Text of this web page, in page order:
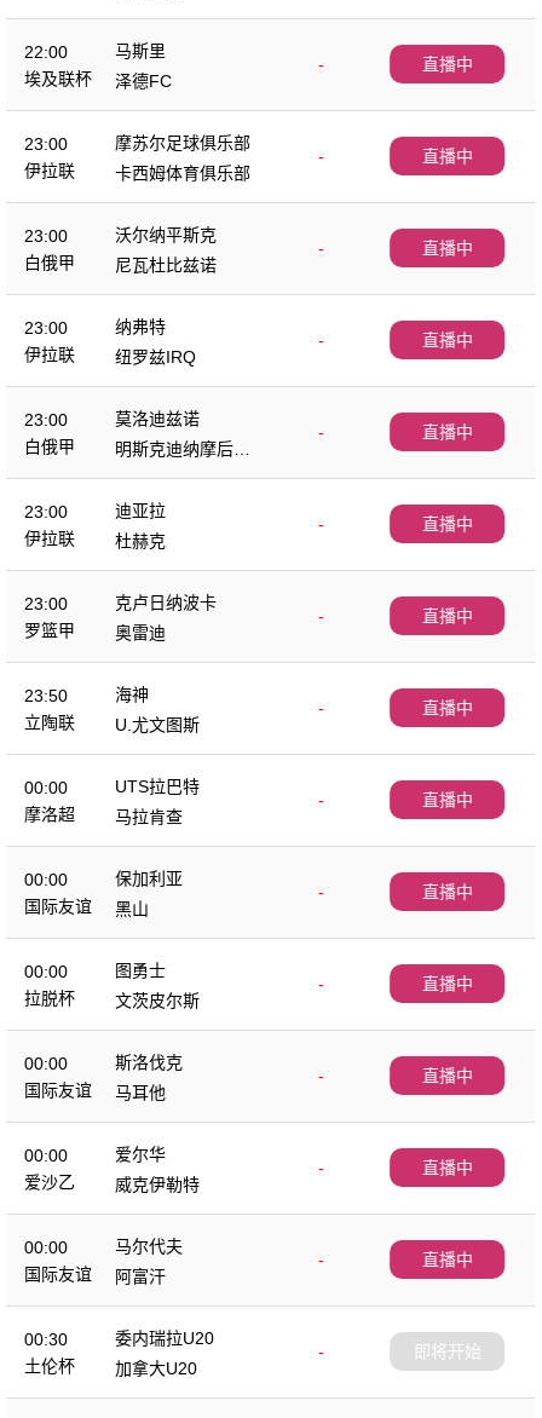
22:00
埃及联杯
马斯里
-
泽德FC
直播中
23:00
伊拉联
摩苏尔足球俱乐部
-
卡西姆体育俱乐部
直播中
23:00
白俄甲
沃尔纳平斯克
-
尼瓦杜比兹诺
直播中
23:00
伊拉联
纳弗特
-
纽罗兹IRQ
直播中
23:00
白俄甲
莫洛迪兹诺
-
明斯克迪纳摩后备
队
直播中
23:00
伊拉联
迪亚拉
-
杜赫克
直播中
23:00
罗篮甲
克卢日纳波卡
-
奥雷迪
直播中
23:50
立陶联
海神
-
U.尤文图斯
直播中
00:00
摩洛超
UTS拉巴特
-
马拉肯查
直播中
00:00
国际友谊
保加利亚
-
黑山
直播中
00:00
拉脱杯
图勇士
-
文茨皮尔斯
直播中
00:00
国际友谊
斯洛伐克
-
马耳他
直播中
00:00
爱沙乙
爱尔华
-
威克伊勒特
直播中
00:00
国际友谊
马尔代夫
-
阿富汗
直播中
00:30
土伦杯
委内瑞拉U20
-
加拿大U20
即将开始